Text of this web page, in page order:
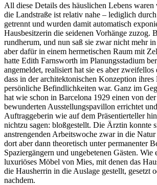
All diese Details des häuslichen Lebens
die Landstraße ist relativ nahe – lediglich
getrennt und wurden damit automatisch
Hausbesitzerin die seidenen Vorhänge zuzog.
rundherum, und nun saß sie zwar nicht mehr
aber dafür in einem hermetischen Raum mit
hatte Edith Farnsworth im Planungsstadium
angemeldet, realisiert hat sie es aber
dass in der architektonischen Konzeption ihres
persönliche Befindlichkeiten war. Ganz im
hat wie schon in Barcelona 1929 einen von
bewunderten Ausstellungspavillon errichtet
Auftraggeberin wie auf dem Präsentierteller
nichtzu sagen: bloßgestellt. Die Ärztin konnte
anstrengenden Arbeitswoche zwar in die
dort aber dann theoretisch unter permanenter
Spaziergängern und ungebetenen Gästen. Wie
luxuriöses Möbel von Mies, mit denen das
die Hausherrin in die Auslage gestellt, gesetzt
nachdem.